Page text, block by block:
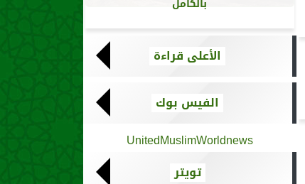
بالكامل
الأعلى قراءة
الفيس بوك
UnitedMuslimWorldnews
تويتر